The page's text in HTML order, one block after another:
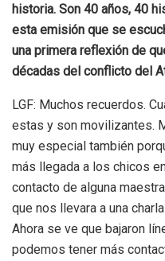
historia. Son 40 años, 40
esta emisión que se
una primera reflexión de
décadas del conflicto del
LGF: Muchos recuerdos.
estas y son movilizantes.
muy especial también
más llegada a los chicos
contacto de alguna
que nos llevara a una
Ahora se ve que bajaron
podemos tener más